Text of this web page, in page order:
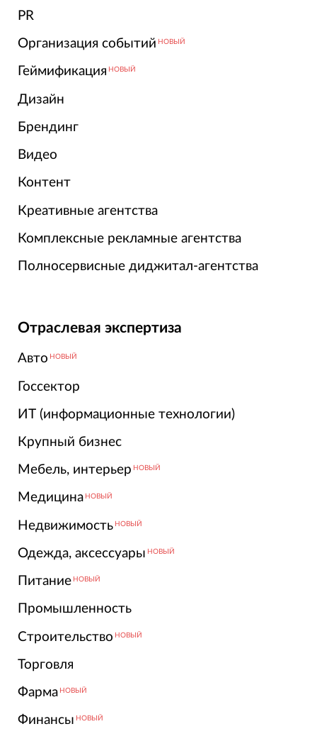
PR
Организация событий НОВЫЙ
Геймификация НОВЫЙ
Дизайн
Брендинг
Видео
Контент
Креативные агентства
Комплексные рекламные агентства
Полносервисные диджитал-агентства
Отраслевая экспертиза
Авто НОВЫЙ
Госсектор
ИТ (информационные технологии)
Крупный бизнес
Мебель, интерьер НОВЫЙ
Медицина НОВЫЙ
Недвижимость НОВЫЙ
Одежда, аксессуары НОВЫЙ
Питание НОВЫЙ
Промышленность
Строительство НОВЫЙ
Торговля
Фарма НОВЫЙ
Финансы НОВЫЙ